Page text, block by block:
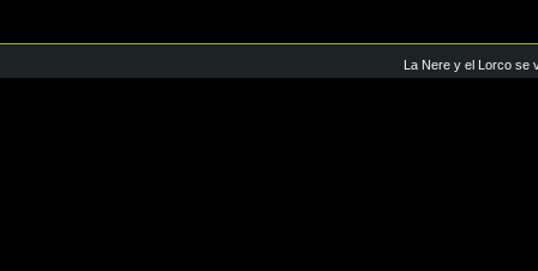
La Nere y el Lorco se